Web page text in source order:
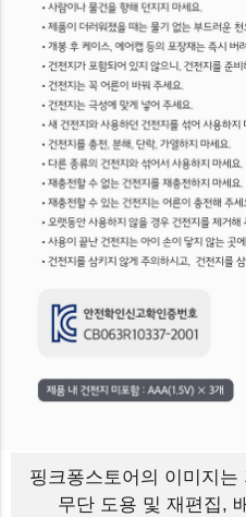
핑크퐁스토어의 이미지는
무단 도용 및 재편집,